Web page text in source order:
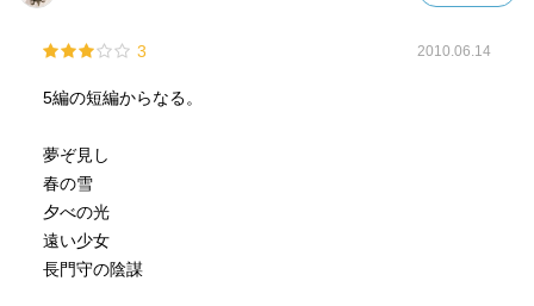
3 2010.06.14
5編の短編からなる。
夢ぞ見し
春の雪
夕べの光
遠い少女
長門守の陰謀